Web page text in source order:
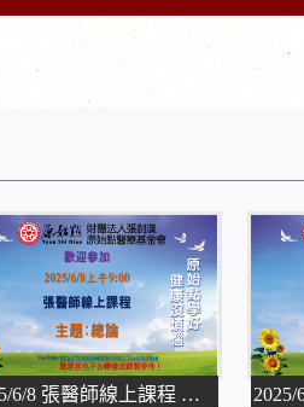
2025/6/8 張醫師線上課程 主題